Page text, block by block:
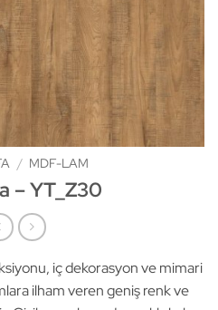
/ MDF-LAM
– YT_Z30
iç dekorasyon ve mimari
ilham veren geniş renk ve